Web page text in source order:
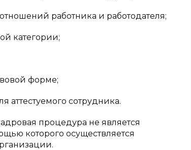
работника и работодателя;
категории;
форме;
аттестуемого сотрудника.
процедура не является
которого осуществляется